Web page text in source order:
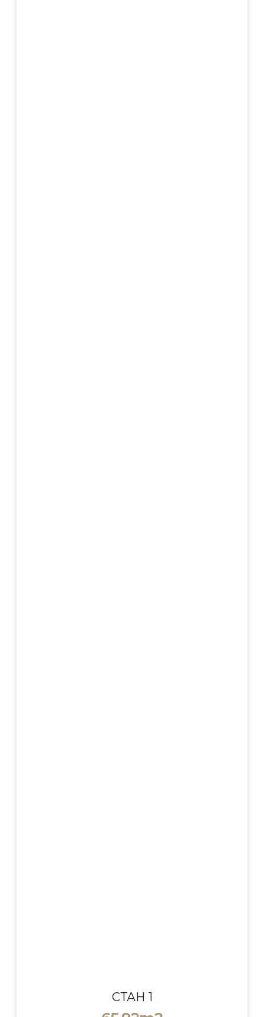
СТАН 1